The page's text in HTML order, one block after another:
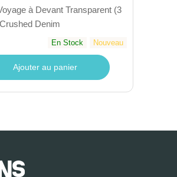
à Devant Transparent (3
Denim
En Stock Nouveau
Ajouter au panier